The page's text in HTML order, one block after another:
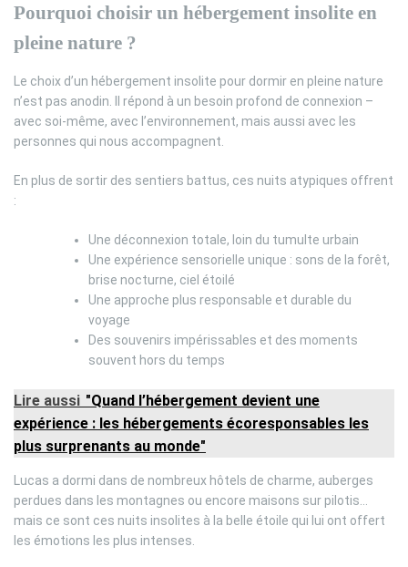
Pourquoi choisir un hébergement insolite en
pleine nature ?
Le choix d’un hébergement insolite pour dormir en pleine nature
n’est pas anodin. Il répond à un besoin profond de connexion –
avec soi-même, avec l’environnement, mais aussi avec les
personnes qui nous accompagnent.
En plus de sortir des sentiers battus, ces nuits atypiques offrent
:
Une déconnexion totale, loin du tumulte urbain
Une expérience sensorielle unique : sons de la forêt,
brise nocturne, ciel étoilé
Une approche plus responsable et durable du
voyage
Des souvenirs impérissables et des moments
souvent hors du temps
Lire aussi "Quand l’hébergement devient une
expérience : les hébergements écoresponsables les
plus surprenants au monde"
Lucas a dormi dans de nombreux hôtels de charme, auberges
perdues dans les montagnes ou encore maisons sur pilotis…
mais ce sont ces nuits insolites à la belle étoile qui lui ont offert
les émotions les plus intenses.